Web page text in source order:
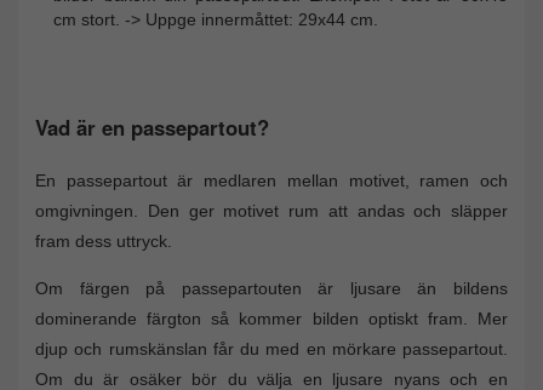
cm stort. -> Uppge innermåttet: 29x44 cm.
Vad är en passepartout?
En passepartout är medlaren mellan motivet, ramen och
omgivningen. Den ger motivet rum att andas och släpper
fram dess uttryck.
Om färgen på passepartouten är ljusare än bildens
dominerande färgton så kommer bilden optiskt fram. Mer
djup och rumskänslan får du med en mörkare passepartout.
Om du är osäker bör du välja en ljusare nyans och en